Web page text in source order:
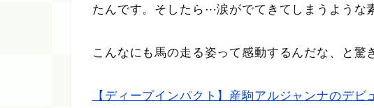
たんです。そしたら⋯涙がでてきてしまうような
こんなにも馬の走る姿って感動するんだな、と驚
【ディープインパクト】産駒アルジャンナのデ